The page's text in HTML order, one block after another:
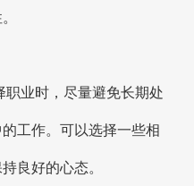
职业时，尽量避免长期处
工作。可以选择一些相
良好的心态。